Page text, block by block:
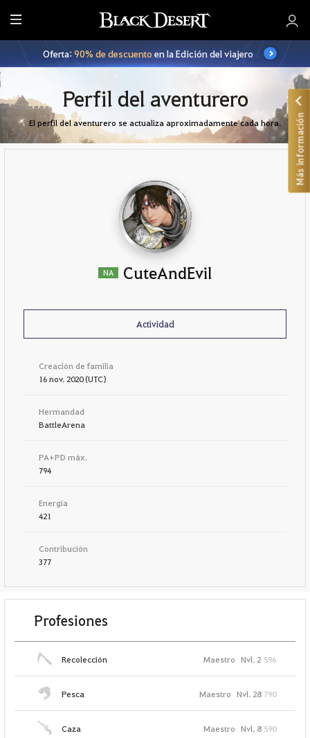
T
o
d
Oferta:90% de descuentoen la Edición del viajero
Perfil del aventurero
El perfil del aventurero se actualiza aproximadamente cada hora.
NA CuteAndEvil
Actividad
Creación de familia
16 nov. 2020 (UTC)
Hermandad
BattleArena
PA+PD máx.
794
Energía
421
Contribución
377
Profesiones
Recolección Maestro Nvl. 2 596
Pesca Maestro Nvl. 28 790
Caza Maestro Nvl. 8 590
Más información